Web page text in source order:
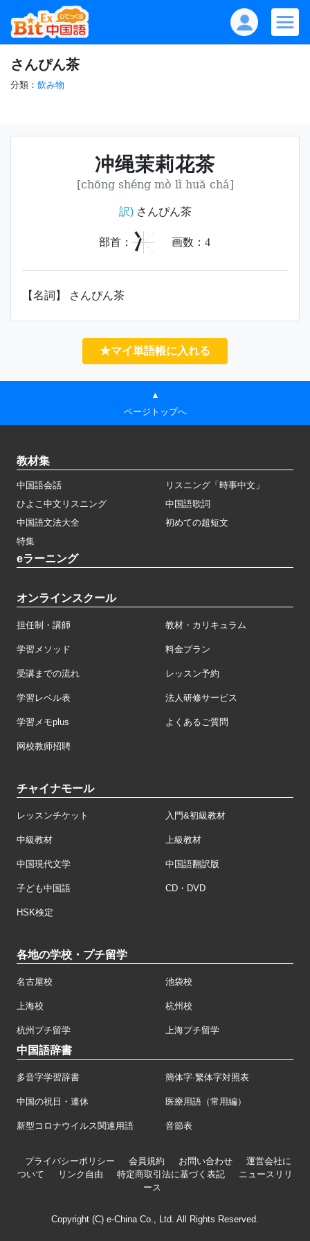
さんぴん茶
分類： 飲み物
冲绳茉莉花茶
[chōng shéng mò lì huā chá]
訳)さんぴん茶
部首： 冫 画数： 4
【名詞】 さんぴん茶
★マイ単語帳に入れる
▲
ページトップへ
教材集
中国語会話
リスニング「時事中文」
ひよこ中文リスニング
中国語歌詞
中国語文法大全
初めての超短文
特集
eラーニング
オンラインスクール
担任制・講師 教材・カリキュラム
学習メソッド 料金プラン
受講までの流れ レッスン予約
学習レベル表 法人研修サービス
学習メモplus よくあるご質問
网校教师招聘
チャイナモール
レッスンチケット 入門&初級教材
中級教材 上級教材
中国現代文学 中国語翻訳版
子ども中国語 CD・DVD
HSK検定
各地の学校・プチ留学
名古屋校 池袋校
上海校 杭州校
杭州プチ留学 上海プチ留学
中国語辞書
多音字学習辞書 簡体字·繁体字対照表
中国の祝日・連休 医療用語（常用編）
新型コロナウイルス関連用語 音節表
プライバシーポリシー 会員規約 お問い合わせ
運営会社に
ついて
リンク自由 特定商取引法に基づく表記
ニュースリリ
ース
Copyright (C) e-China Co., Ltd. All Rights Reserved.